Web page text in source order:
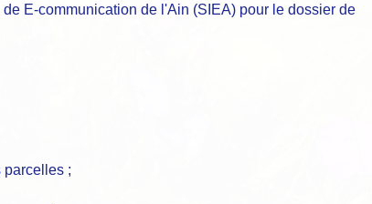
E-communication de l'Ain (SIEA) pour le dossier de
;